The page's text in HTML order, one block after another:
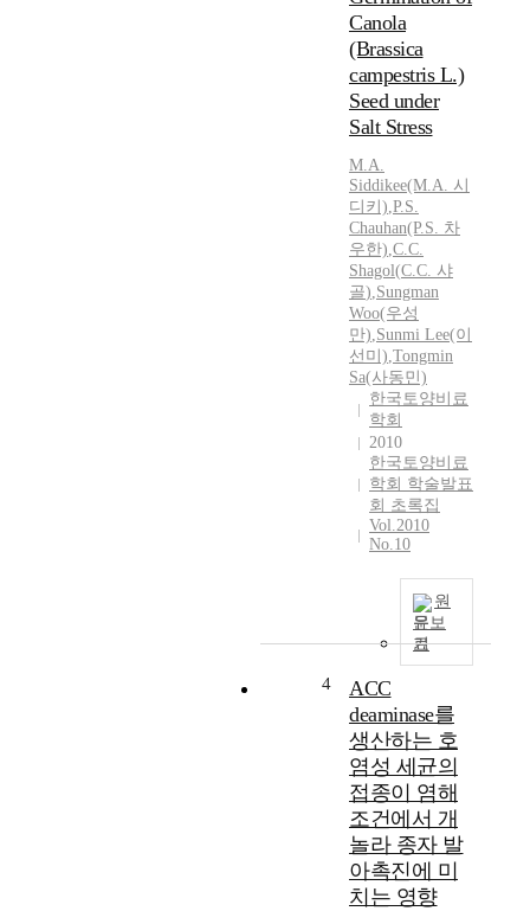
Canola
(Brassica
campestris L.)
Seed under
Salt Stress
M.A.
Siddikee(M.A. 시
디키),P.S.
Chauhan(P.S. 차
우한),C.C.
Shagol(C.C. 샤
골),Sungman
Woo(우성
만),Sunmi Lee(이
선미),Tongmin
Sa(사동민)
한국토양비료
학회
2010
한국토양비료
학회 학술발표
회 초록집
Vol.2010
No.10
원
문보
기
4
ACC
deaminase를
생산하는 호
염성 세균의
접종이 염해
조건에서 개
놀라 종자 발
아촉진에 미
치는 영향